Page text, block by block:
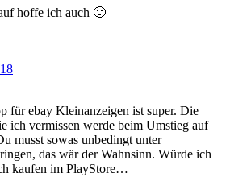
hoffe ich auch 🙂
für ebay Kleinanzeigen ist super. Die
ich vermissen werde beim Umstieg auf
musst sowas unbedingt unter
das wär der Wahnsinn. Würde ich
kaufen im PlayStore…